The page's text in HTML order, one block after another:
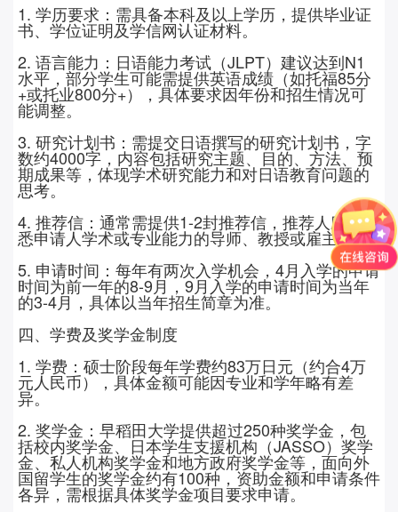
1. 学历要求：需具备本科及以上学历，提供毕业证
书、学位证明及学信网认证材料。
2. 语言能力：日语能力考试（JLPT）建议达到N1
水平，部分学生可能需提供英语成绩（如托福85分
+或托业800分+），具体要求因年份和招生情况可
能调整。
3. 研究计划书：需提交日语撰写的研究计划书，字
数约4000字，内容包括研究主题、目的、方法、预
期成果等，体现学术研究能力和对日语教育问题的
思考。
4. 推荐信：通常需提供1-2封推荐信，推荐人应为熟
悉申请人学术或专业能力的导师、教授或雇主。
5. 申请时间：每年有两次入学机会， 4月入学的申请
时间为前一年的8-9月，9月入学的申请时间为当年
的3-4月，具体以当年招生简章为准。
四、学费及奖学金制度
1. 学费：硕士阶段每年学费约83万日元（约合4万
元人民币），具体金额可能因专业和学年略有差
异。
2. 奖学金：早稻田大学提供超过250种奖学金，包
括校内奖学金、日本学生支援机构（JASSO）奖学
金、私人机构奖学金和地方政府奖学金等，面向外
国留学生的奖学金约有100种，资助金额和申请条件
各异，需根据具体奖学金项目要求申请。